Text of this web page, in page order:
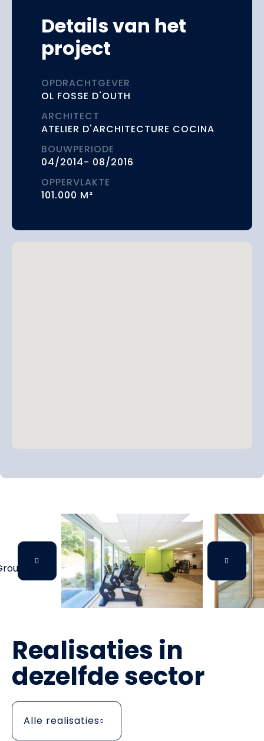
Details van het
project
OPDRACHTGEVER
OL FOSSE D'OUTH
ARCHITECT
ATELIER D'ARCHITECTURE COCINA
BOUWPERIODE
04/2014- 08/2016
OPPERVLAKTE
101.000 M²
Realisaties in
dezelfde sector
Alle realisaties